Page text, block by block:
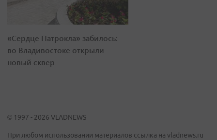
«Сердце Патрокла» забилось:
во Владивостоке открыли
новый сквер
© 1997 - 2026 VLADNEWS
При любом использовании материалов ссылка на vladnews.ru